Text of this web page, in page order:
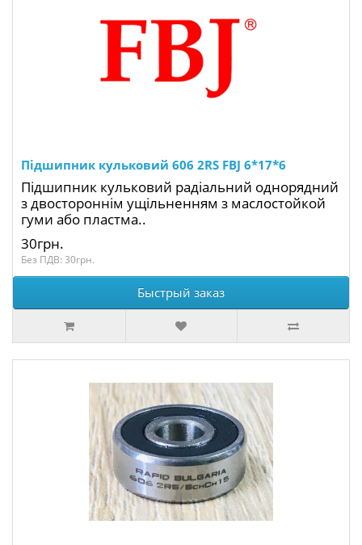
Підшипник кульковий 606 2RS FBJ 6*17*6
Підшипник кульковий радіальний однорядний
з двостороннім ущільненням з маслостойкой
гуми або пластма..
30грн.
Без ПДВ: 30грн.
Быстрый заказ